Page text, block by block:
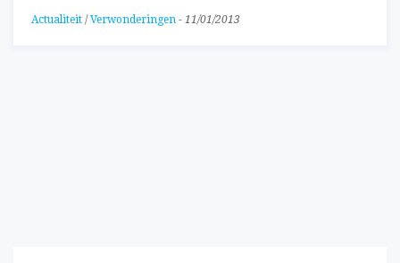
Actualiteit / Verwonderingen - 11/01/2013